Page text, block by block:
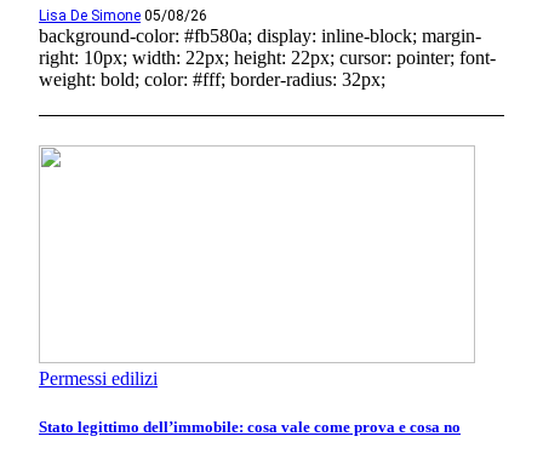
Lisa De Simone 05/08/26
background-color: #fb580a; display: inline-block; margin-
right: 10px; width: 22px; height: 22px; cursor: pointer; font-
weight: bold; color: #fff; border-radius: 32px;
Permessi edilizi
Stato legittimo dell’immobile: cosa vale come prova e cosa no